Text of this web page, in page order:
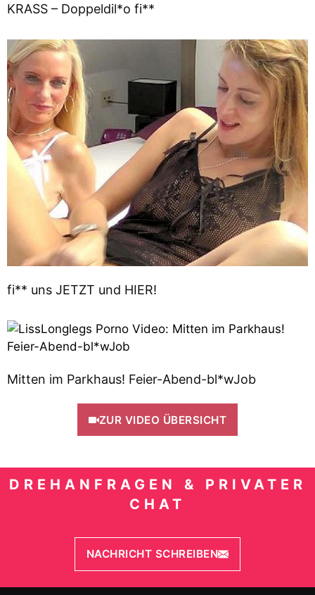
KRASS – Doppeldil*o fi**
fi** uns JETZT und HIER!
Mitten im Parkhaus! Feier-Abend-bl*wJob
ZUR VIDEO ÜBERSICHT
DREHANFRAGEN & PRIVATER
CHAT
NACHRICHT SCHREIBEN